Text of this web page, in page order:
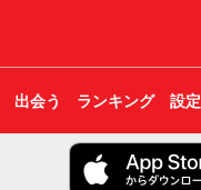
出会う ランキング 設定